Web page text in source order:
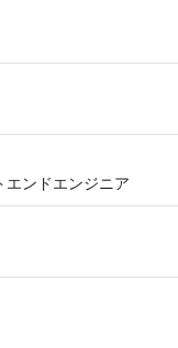
エンドエンジニア